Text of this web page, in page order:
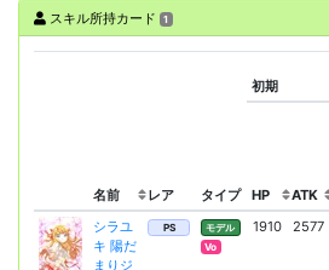
スキル所持カード 1
名前 レア タイプ
初期
HP ATK
シラユ
キ 陽だ
まりジ
PS
モデル
Vo
1910 2577